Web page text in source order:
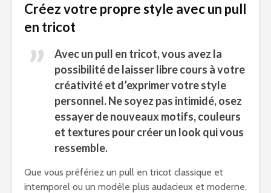
Créez votre propre style avec un pull
en tricot
Avec un pull en tricot, vous avez la
possibilité de laisser libre cours à votre
créativité et d’exprimer votre style
personnel. Ne soyez pas intimidé, osez
essayer de nouveaux motifs, couleurs
et textures pour créer un look qui vous
ressemble.
Que vous préfériez un pull en tricot classique et
intemporel ou un modèle plus audacieux et moderne,